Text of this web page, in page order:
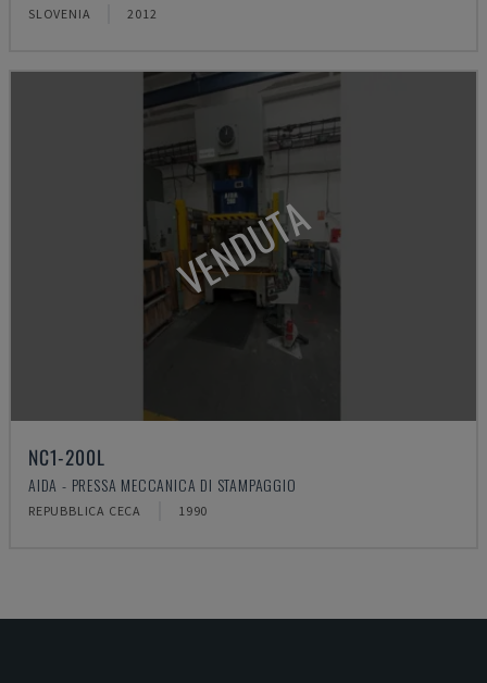
SLOVENIA 2012
VENDUTA
NC1-200L
AIDA - PRESSA MECCANICA DI STAMPAGGIO
REPUBBLICA CECA 1990